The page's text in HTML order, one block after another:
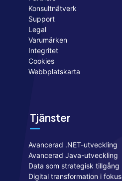
Konsultnätverk
Support
Legal
Varumärken
Integritet
Cookies
Webbplatskarta
Tjänster
Avancerad .NET-utveckling
Avancerad Java-utveckling
Data som strategisk tillgång
Digital transformation i fokus